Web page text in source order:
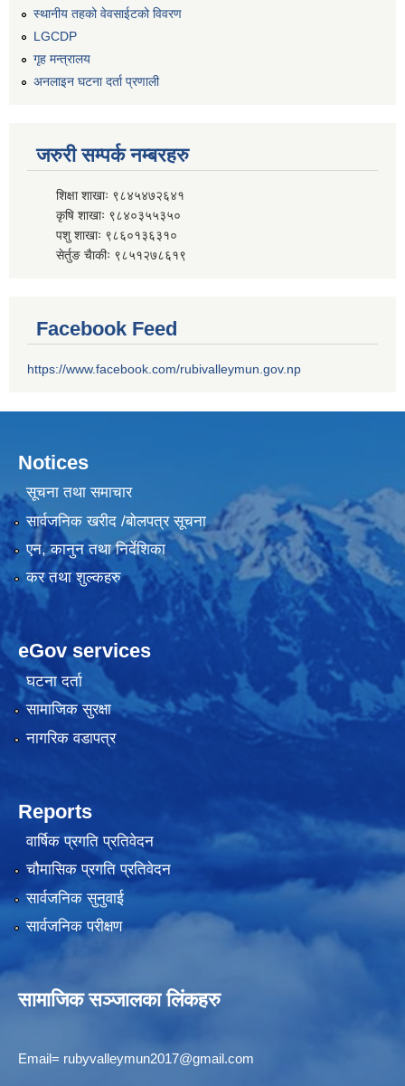
स्थानीय तहको वेवसाईटको विवरण
LGCDP
गृह मन्त्रालय
अनलाइन घटना दर्ता प्रणाली
जरुरी सम्पर्क नम्बरहरु
शिक्षा शाखाः ९८४५४७२६४१
कृषि शाखाः ९८४०३५५३५०
पशु शाखाः ९८६०१३६३१०
सेर्तुङ चैाकीः ९८५१२७८६१९
Facebook Feed
https://www.facebook.com/rubivalleymun.gov.np
Notices
सूचना तथा समाचार
सार्वजनिक खरीद /बोलपत्र सूचना
एन, कानुन तथा निर्देशिका
कर तथा शुल्कहरु
eGov services
घटना दर्ता
सामाजिक सुरक्षा
नागरिक वडापत्र
Reports
वार्षिक प्रगति प्रतिवेदन
चौमासिक प्रगति प्रतिवेदन
सार्वजनिक सुनुवाई
सार्वजनिक परीक्षण
सामाजिक सञ्जालका लिंकहरु
Email= rubyvalleymun2017@gmail.com